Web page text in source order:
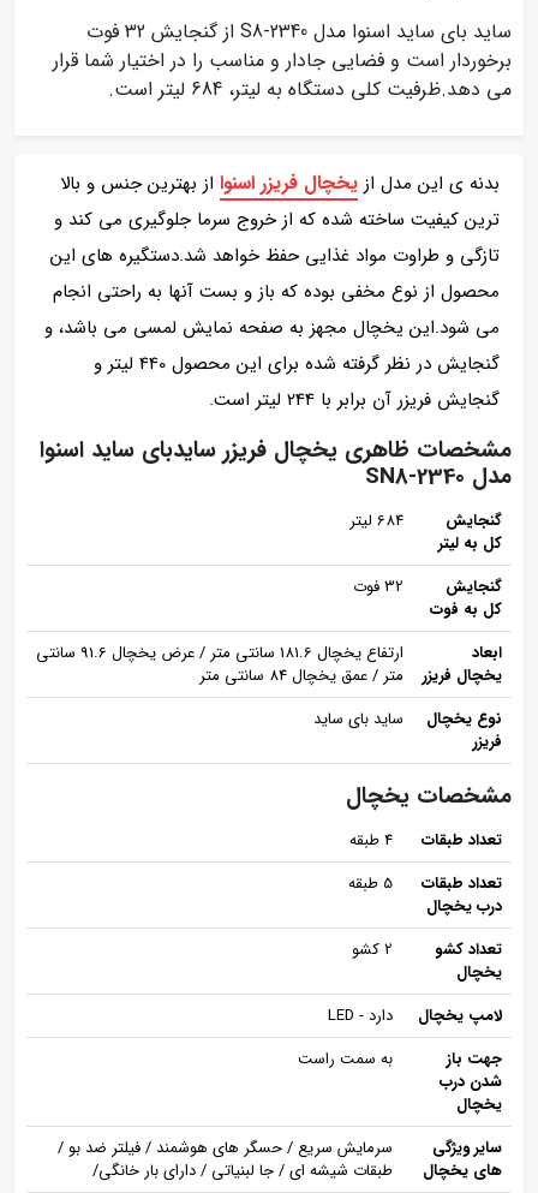
ساید بای ساید اسنوا مدل S8-2340 از گنجایش 32 فوت
برخوردار است و فضایی جادار و مناسب را در اختیار شما قرار
می دهد.ظرفیت کلی دستگاه به لیتر، 684 لیتر است.
بدنه ی این مدل از یخچال فریزر اسنوا از بهترین جنس و بالا
ترین کیفیت ساخته شده که از خروج سرما جلوگیری می کند و
تازگی و طراوت مواد غذایی حفظ خواهد شد.دستگیره های این
محصول از نوع مخفی بوده که باز و بست آنها به راحتی انجام
می شود.این یخچال مجهز به صفحه‌ نمایش لمسی می باشد، و
گنجایش در نظر گرفته شده برای این محصول 440 لیتر و
گنجایش فریزر آن برابر با 244 لیتر است.
مشخصات ظاهری یخچال فریزر سایدبای ساید اسنوا
مدل SN8-2340
گنجایش
کل به لیتر
684 لیتر
گنجایش
کل به فوت
32 فوت
ابعاد
یخچال فریزر
ارتفاع یخچال 181.6 سانتی متر / عرض یخچال 91.6 سانتی
متر / عمق یخچال 84 سانتی متر
نوع یخچال
فریزر
ساید بای ساید
مشخصات یخچال
تعداد طبقات
4 طبقه
تعداد طبقات
درب یخچال
5 طبقه
تعداد کشو
یخچال
2 کشو
لامپ یخچال
دارد - LED
جهت باز
شدن درب
یخچال
به سمت راست
سایر ویژگی
های یخچال
سرمایش سریع / حسگر های هوشمند / فیلتر ضد بو /
طبقات شیشه ای / جا لبنیاتی / دارای بار خانگی/